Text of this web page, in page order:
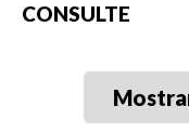
CONSULTE